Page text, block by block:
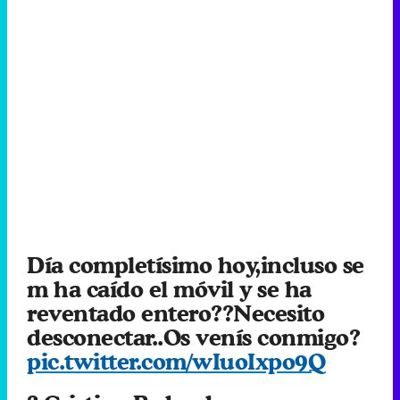
Día completísimo hoy,incluso se
m ha caído el móvil y se ha
reventado entero??Necesito
desconectar..Os venís conmigo?
pic.twitter.com/wIuoIxpo9Q